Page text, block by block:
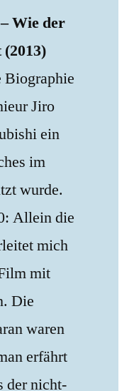
Wie der
Jiro
ein
im
wurde.
Allein die
mich
mit
Die
waren
erfährt
der nicht-